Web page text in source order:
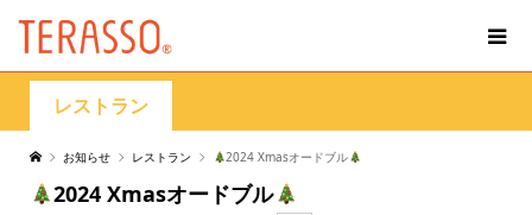
レストラン
お知らせ レストラン 2024 Xmasオードブル
2024 Xmasオードブル